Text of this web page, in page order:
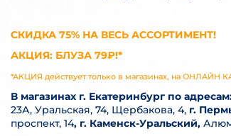
СКИДКА 75% НА ВЕСЬ АССОРТИМЕНТ!
АКЦИЯ: БЛУЗА 79₽!*
*АКЦИЯ действует только в магазинах, на
В магазинах г. Екатеринбург по
23А, Уральская, 74, Щербакова, 4, г.
проспект, 14, г. Каменск-Уральский,